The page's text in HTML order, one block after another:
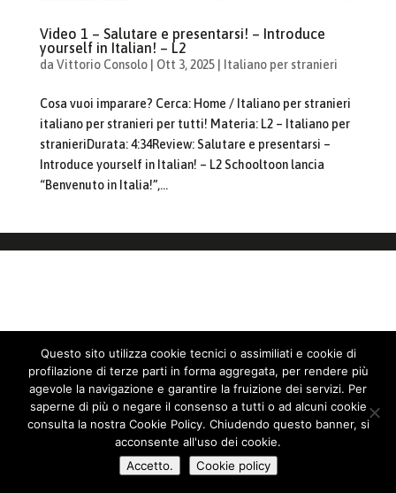
Video 1 – Salutare e presentarsi! – Introduce
yourself in Italian! – L2
da Vittorio Consolo| Ott 3, 2025| Italiano per stranieri
Cosa vuoi imparare? Cerca: Home / Italiano per stranieri
italiano per stranieri per tutti! Materia: L2 – Italiano per
stranieriDurata: 4:34Review: Salutare e presentarsi –
Introduce yourself in Italian! – L2 Schooltoon lancia
“Benvenuto in Italia!”,...
Questo sito utilizza cookie tecnici o assimiliati e cookie di
profilazione di terze parti in forma aggregata, per rendere più
agevole la navigazione e garantire la fruizione dei servizi. Per
saperne di più o negare il consenso a tutti o ad alcuni cookie
consulta la nostra Cookie Policy. Chiudendo questo banner, si
acconsente all'uso dei cookie.
Accetto.
Cookie policy